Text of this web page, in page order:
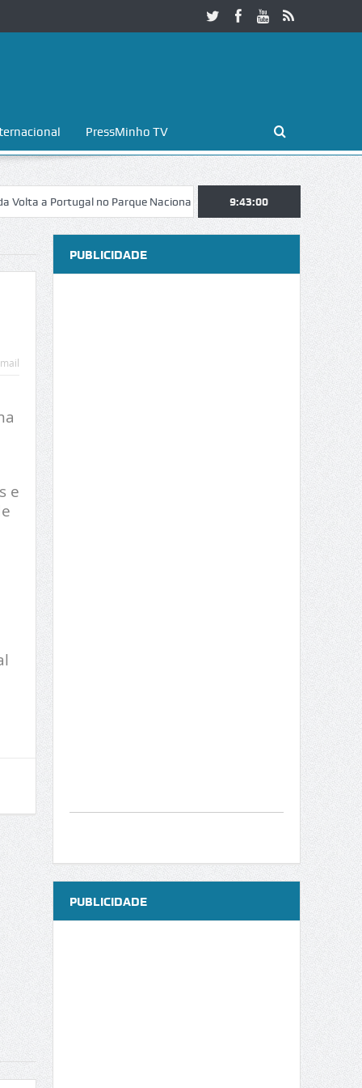
PressMinho TV
no Parque Nacional da Peneda-Gerês Esposende.
9:43:01
e
PUBLICIDADE
PUBLICIDADE